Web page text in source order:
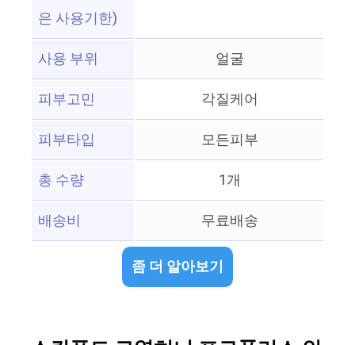
은 사용기한)
사용 부위
얼굴
피부고민
각질케어
피부타입
모든피부
총 수량
1개
배송비
무료배송
좀 더 알아보기